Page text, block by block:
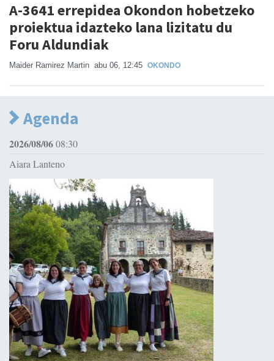
A-3641 errepidea Okondon hobetzeko
proiektua idazteko lana lizitatu du
Foru Aldundiak
Maider Ramirez Martin abu 06, 12:45 OKONDO
Agenda
2026/08/0608:30
Aiara Lanteno